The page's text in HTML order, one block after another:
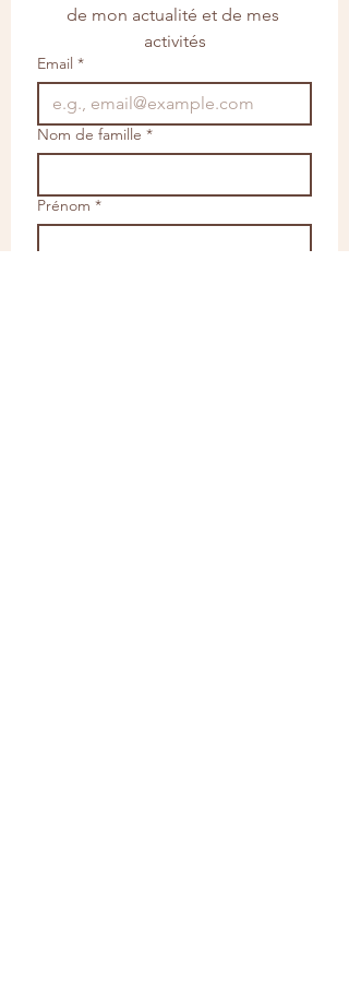
de mon actualité et de mes
activités
Email *
Nom de famille *
Prénom *